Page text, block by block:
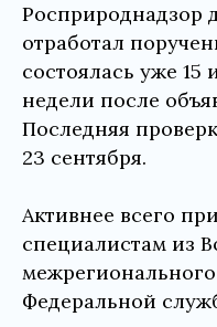
Росприроднадзор
отработал
состоялась уже 15
недели после
Последняя
23 сентября.
Активнее всего
специалистам из
Федеральной